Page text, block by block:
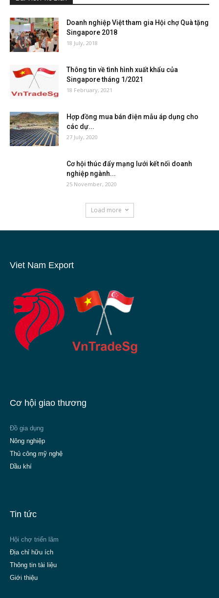
Doanh nghiệp Việt tham gia Hội chợ Quà tặng
Singapore 2018
18 July, 2018
Thông tin về tình hình xuất khẩu của
Singapore tháng 1/2021
18 February, 2021
Hợp đồng mua bán điện mẫu áp dụng cho
các dự...
27 July, 2020
Cơ hội thúc đẩy mạng lưới kết nối doanh
nghiệp ngành...
25 November, 2020
Load more
Viet Nam Export
Cơ hội giao thương
Đồ gia dụng
Nông nghiệp
Thủ công mỹ nghệ
Dầu khí
Tin tức
Hội chợ triển lãm
Địa chỉ hữu ích
Thông tin tài liệu
Giới thiệu